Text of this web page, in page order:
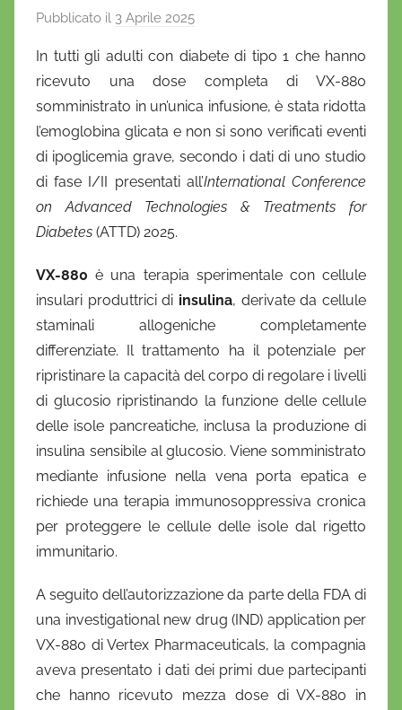
Pubblicato il 3 Aprile 2025
D
n
i
e
l
a
O
n
o
f
In tutti gli adulti con diabete di tipo 1 che hanno
ricevuto una dose completa di VX-880
somministrato in un’unica infusione, è stata ridotta
l’emoglobina glicata e non si sono verificati eventi
di ipoglicemia grave, secondo i dati di uno studio
di fase I/II presentati all’International Conference
on Advanced Technologies & Treatments for
Diabetes (ATTD) 2025.
VX-880 è una terapia sperimentale con cellule
insulari produttrici di insulina, derivate da cellule
staminali allogeniche completamente
differenziate. Il trattamento ha il potenziale per
ripristinare la capacità del corpo di regolare i livelli
di glucosio ripristinando la funzione delle cellule
delle isole pancreatiche, inclusa la produzione di
insulina sensibile al glucosio. Viene somministrato
mediante infusione nella vena porta epatica e
richiede una terapia immunosoppressiva cronica
per proteggere le cellule delle isole dal rigetto
immunitario.
A seguito dell’autorizzazione da parte della FDA di
una investigational new drug (IND) application per
VX-880 di Vertex Pharmaceuticals, la compagnia
aveva presentato i dati dei primi due partecipanti
che hanno ricevuto mezza dose di VX-880 in